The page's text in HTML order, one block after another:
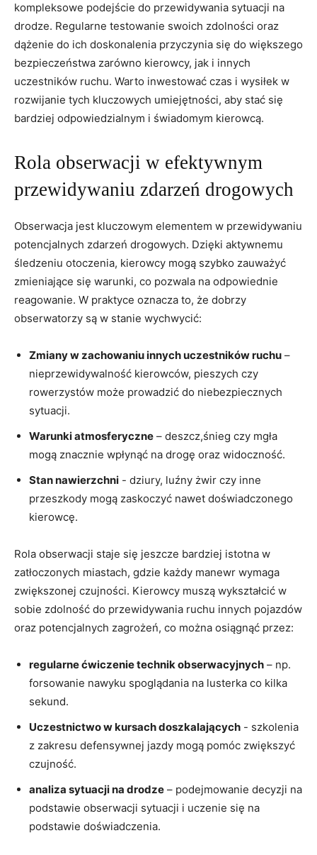
kompleksowe podejście do ⁣przewidywania ‌sytuacji na
drodze. ‌Regularne‌ testowanie‌ swoich zdolności oraz
dążenie do ich doskonalenia przyczynia się ​do większego
bezpieczeństwa ​zarówno‍ kierowcy, jak i innych
uczestników ⁤ruchu. ⁣Warto inwestować czas i wysiłek w
rozwijanie tych kluczowych umiejętności, aby stać się
‍bardziej odpowiedzialnym i ‍świadomym ⁣kierowcą.
Rola ‍obserwacji w efektywnym
⁣przewidywaniu‌ zdarzeń drogowych
Obserwacja jest kluczowym elementem w przewidywaniu
‍potencjalnych‍ zdarzeń drogowych. Dzięki aktywnemu
śledzeniu otoczenia, kierowcy mogą ⁣szybko zauważyć
zmieniające się⁤ warunki, co pozwala na odpowiednie
reagowanie. ‍W praktyce oznacza to, że dobrzy
obserwatorzy ⁤są w stanie wychwycić:
Zmiany⁣ w zachowaniu⁤ innych‍ uczestników ruchu –
nieprzewidywalność kierowców, pieszych ⁤czy
rowerzystów może prowadzić ​do ⁤niebezpiecznych
sytuacji.
Warunki atmosferyczne – deszcz,śnieg czy mgła
mogą​ znacznie wpłynąć na drogę oraz widoczność.
Stan​ nawierzchni ​- dziury, luźny żwir czy inne
⁣przeszkody mogą zaskoczyć nawet doświadczonego
kierowcę.
Rola obserwacji staje‌ się ​jeszcze ⁣bardziej⁢ istotna w
zatłoczonych miastach, gdzie każdy manewr wymaga
zwiększonej czujności. Kierowcy ​muszą wykształcić w
sobie‍ zdolność ⁢do ⁢przewidywania ‍ruchu innych‌ pojazdów
oraz ​potencjalnych zagrożeń, ⁢co można osiągnąć‍ przez:
regularne ćwiczenie technik⁢ obserwacyjnych – np.
forsowanie ​nawyku spoglądania na lusterka co⁣ kilka‍
sekund.
Uczestnictwo‍ w kursach‍ doszkalających ⁣- ‍szkolenia ​
z zakresu‌ defensywnej ⁤jazdy ⁤mogą ‌pomóc zwiększyć
czujność.
analiza​ sytuacji ​na drodze – podejmowanie ​decyzji⁤ na
podstawie obserwacji sytuacji⁣ i uczenie się⁢ na
podstawie doświadczenia.